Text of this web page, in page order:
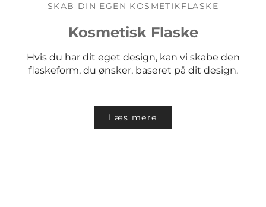
SKAB DIN EGEN KOSMETIKFLASKE
Kosmetisk Flaske
Hvis du har dit eget design, kan vi skabe den
flaskeform, du ønsker, baseret på dit design.
Læs mere